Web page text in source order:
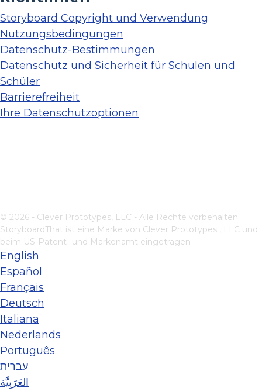
Storyboard Copyright und Verwendung
Nutzungsbedingungen
Datenschutz-Bestimmungen
Datenschutz und Sicherheit für Schulen und
Schüler
Barrierefreiheit
Ihre Datenschutzoptionen
© 2026 - Clever Prototypes, LLC - Alle Rechte vorbehalten.
StoryboardThat ist eine Marke von Clever Prototypes , LLC und
beim US-Patent- und Markenamt eingetragen
English
Español
Français
Deutsch
Italiana
Nederlands
Português
עברית
العَرَبِيَّة